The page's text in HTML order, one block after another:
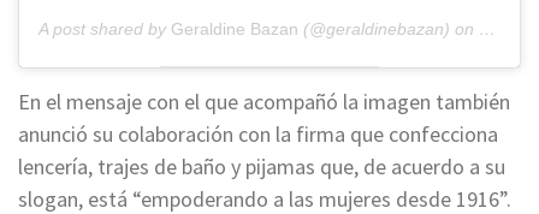
A post shared by Geraldine Bazan (@geraldinebazan) on Feb
En el mensaje con el que acompañó la imagen también
anunció su colaboración con la firma que confecciona
lencería, trajes de baño y pijamas que, de acuerdo a su
slogan, está “empoderando a las mujeres desde 1916”.